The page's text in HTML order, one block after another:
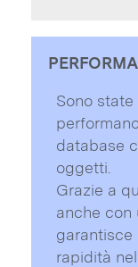
Sono
database
oggetti.
Grazie a
anche con
garantisce
rapidità